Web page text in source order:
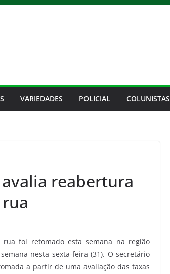
VARIEDADES POLICIAL COLUNISTAS
reabertura
foi retomado esta semana na região
nesta sexta-feira (31). O secretário
a partir de uma avaliação das taxas